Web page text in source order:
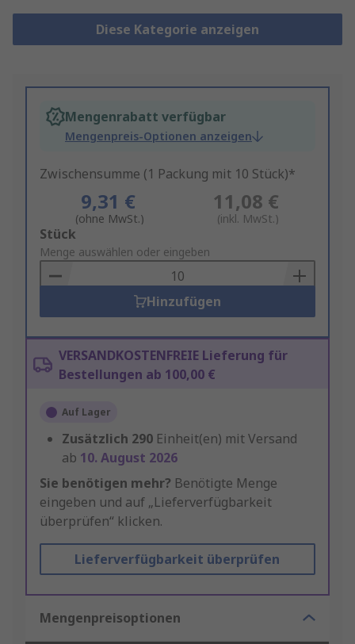
Diese Kategorie anzeigen
Mengenrabatt verfügbar
Mengenpreis-Optionen anzeigen
Zwischensumme (1 Packung mit 10 Stück)*
9,31 €
(ohne MwSt.)
11,08 €
(inkl. MwSt.)
Add
to
Basket
Stück
Menge auswählen oder eingeben
Hinzufügen
VERSANDKOSTENFREIE Lieferung für
Bestellungen ab 100,00 €
Auf Lager
Zusätzlich 290 Einheit(en) mit Versand
ab 10. August 2026
Sie benötigen mehr? Benötigte Menge
eingeben und auf „Lieferverfügbarkeit
überprüfen“ klicken.
Lieferverfügbarkeit überprüfen
Mengenpreisoptionen